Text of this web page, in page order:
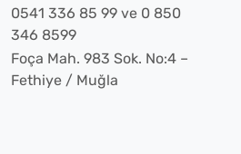
0541 336 85 99 ve 0 850
346 8599
Foça Mah. 983 Sok. No:4 –
Fethiye / Muğla